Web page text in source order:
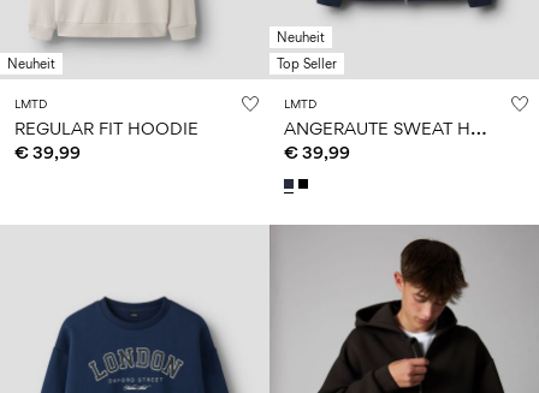
Neuheit
LMTD
REGULAR FIT HOODIE
€ 39,99
Neuheit
Top Seller
LMTD
A
NGERAUTE SWEAT HOODIE MIT REISSVERSCHLUSS
€ 39,99